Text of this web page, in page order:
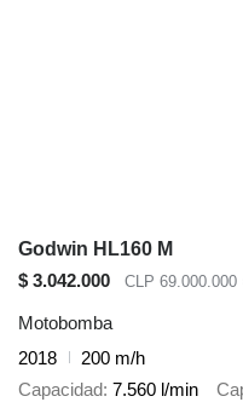
Godwin HL160 M
$ 3.042.000
CLP 69.000.000
Motobomba
2018
200 m/h
Capacidad 7.560 l/min